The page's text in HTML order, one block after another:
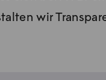
wir